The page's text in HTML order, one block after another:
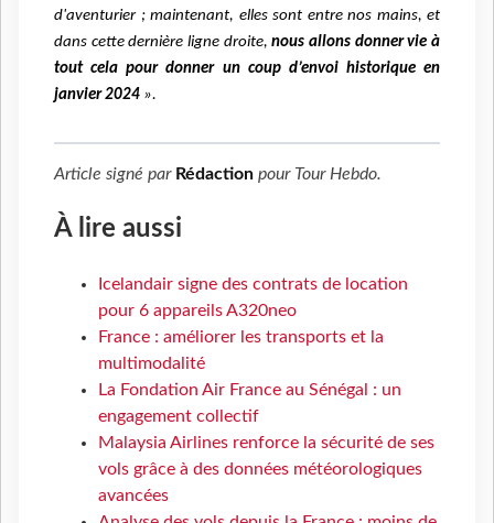
d'aventurier ; maintenant, elles sont entre nos mains, et
dans cette dernière ligne droite, nous allons donner vie à
tout cela pour donner un coup d’envoi historique en
janvier 2024 ».
Article signé par Rédaction pour Tour Hebdo.
À lire aussi
Icelandair signe des contrats de location
pour 6 appareils A320neo
France : améliorer les transports et la
multimodalité
La Fondation Air France au Sénégal : un
engagement collectif
Malaysia Airlines renforce la sécurité de ses
vols grâce à des données météorologiques
avancées